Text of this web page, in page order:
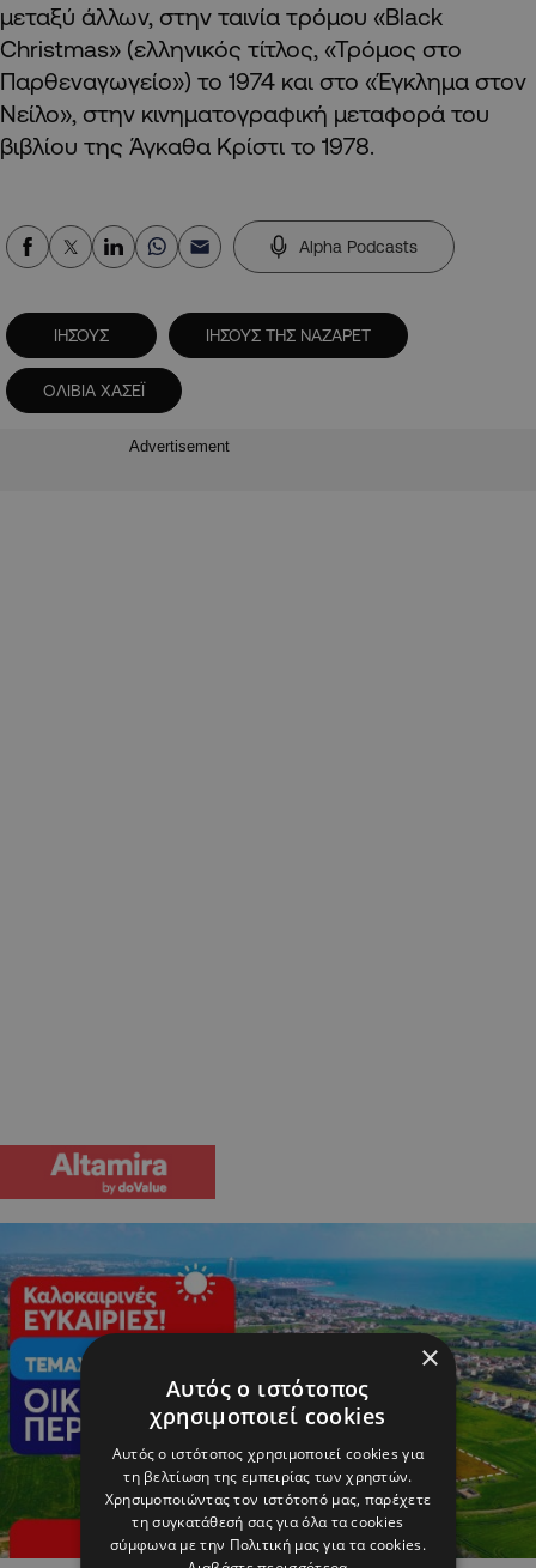
μεταξύ άλλων, στην ταινία τρόμου «Black
Christmas» (ελληνικός τίτλος, «Τρόμος στο
Παρθεναγωγείο») το 1974 και στο «Έγκλημα στον
Νείλο», στην κινηματογραφική μεταφορά του
βιβλίου της Άγκαθα Κρίστι το 1978.
Alpha Podcasts
ΙΗΣΟΥΣ ΙΗΣΟΥΣ ΤΗΣ ΝΑΖΑΡΕΤ
ΟΛΙΒΙΑ ΧΑΣΕΪ
Advertisement
×
Αυτός ο ιστότοπος
χρησιμοποιεί cookies
Αυτός ο ιστότοπος χρησιμοποιεί cookies για
τη βελτίωση της εμπειρίας των χρηστών.
Χρησιμοποιώντας τον ιστότοπό μας, παρέχετε
τη συγκατάθεσή σας για όλα τα cookies
σύμφωνα με την Πολιτική μας για τα cookies.